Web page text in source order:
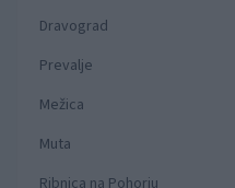
Dravograd
Prevalje
Mežica
Muta